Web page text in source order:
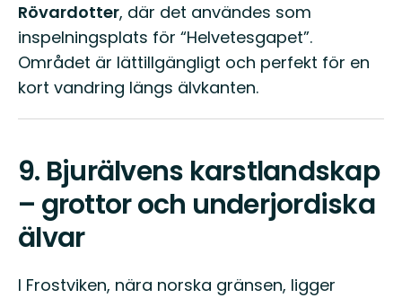
Rövardotter, där det användes som
inspelningsplats för “Helvetesgapet”.
Området är lättillgängligt och perfekt för en
kort vandring längs älvkanten.
9. Bjurälvens karstlandskap
– grottor och underjordiska
älvar
I Frostviken, nära norska gränsen, ligger